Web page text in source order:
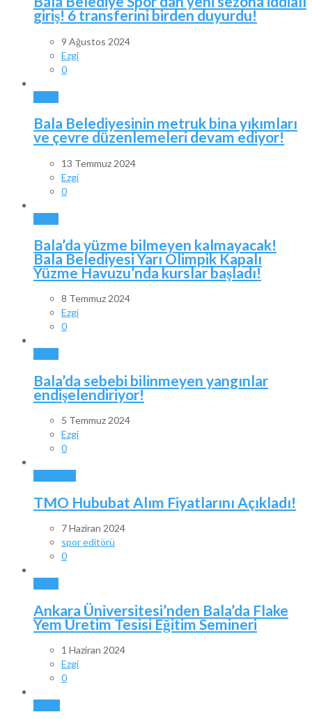
giriş! 6 transferini birden duyurdu!
9 Ağustos 2024
Ezgi
0
Bala Belediyesinin metruk bina yıkımları
ve çevre düzenlemeleri devam ediyor!
13 Temmuz 2024
Ezgi
0
Bala’da yüzme bilmeyen kalmayacak!
Bala Belediyesi Yarı Olimpik Kapalı
Yüzme Havuzu’nda kurslar başladı!
8 Temmuz 2024
Ezgi
0
Bala’da sebebi bilinmeyen yangınlar
endişelendiriyor!
5 Temmuz 2024
Ezgi
0
TMO Hububat Alım Fiyatlarını Açıkladı!
7 Haziran 2024
spor editörü
0
Ankara Üniversitesi’nden Bala’da Flake
Yem Üretim Tesisi Eğitim Semineri
1 Haziran 2024
Ezgi
0